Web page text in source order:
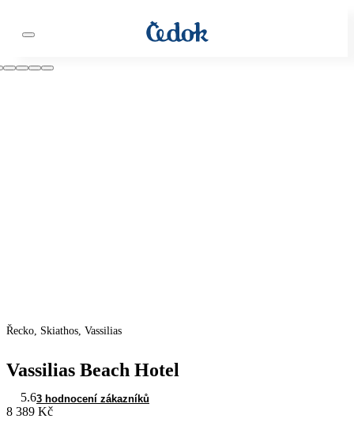
Řecko, Skiathos, Vassilias
Vassilias Beach Hotel
5.63 hodnocení zákazníků
8 389 Kč